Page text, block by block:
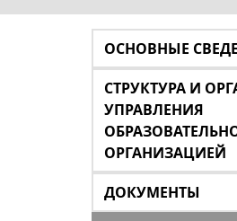
ОСНОВНЫЕ
СТРУКТУРА И
УПРАВЛЕНИЯ
ОРГАНИЗАЦИЕЙ
ДОКУМЕНТЫ